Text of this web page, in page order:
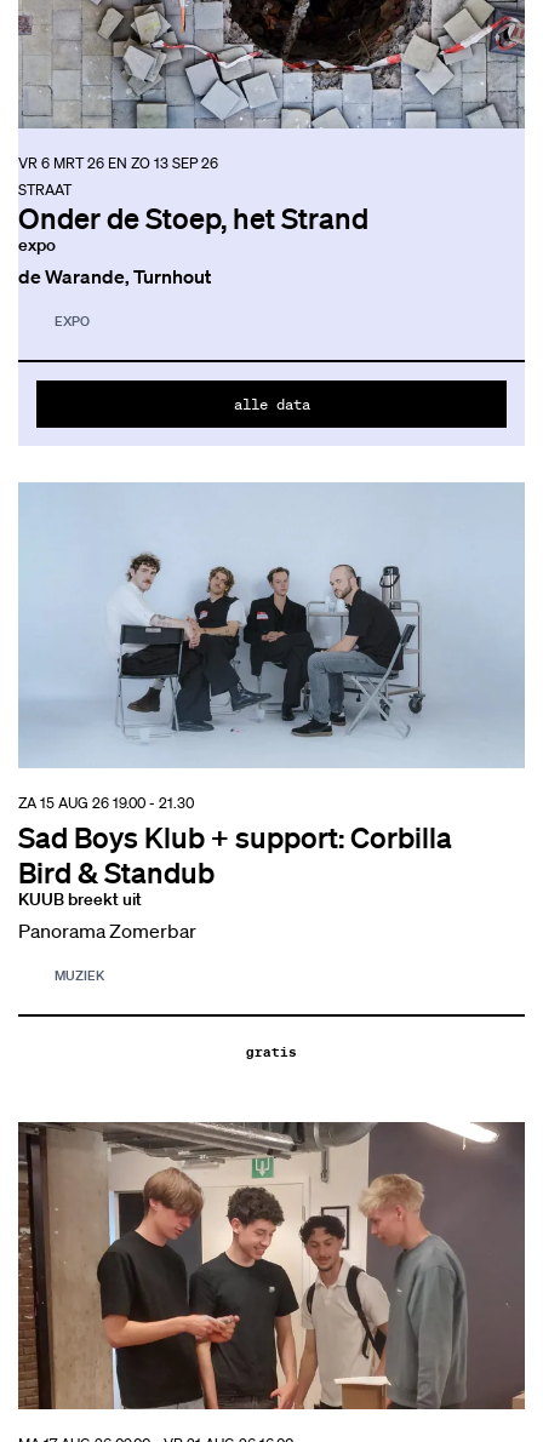
Onder de Stoep, het Strand
expo
STRAAT
VR 6 MRT 26 EN ZO 13 SEP 26
de Warande, Turnhout
EXPO
alle data
Sad Boys Klub + support: Corbilla
Bird & Standub
KUUB breekt uit
ZA 15 AUG 2619.00 - 21.30
Panorama Zomerbar
MUZIEK
gratis